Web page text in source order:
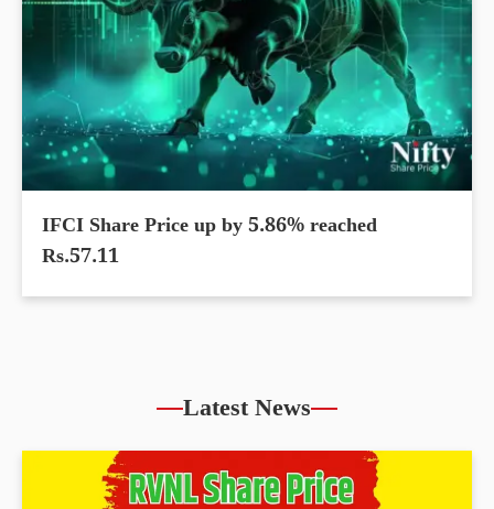
IFCI Share Price up by 5.86% reached
Rs.57.11
Latest News